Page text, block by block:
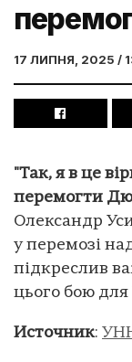
17 ЛИПНЯ, 2025 /
"Так, я в це
перемогти
Олександр
у перемозі
підкреслив
цього бою для
Источник: